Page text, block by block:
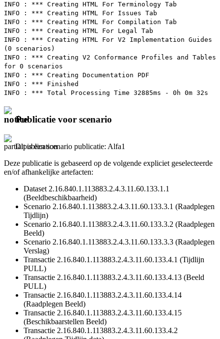
INFO : *** Creating HTML For Terminology Tab
INFO : *** Creating HTML For Issues Tab
INFO : *** Creating HTML For Compilation Tab
INFO : *** Creating HTML For Legal Tab
INFO : *** Creating HTML For V2 Implementation Guides
(0 scenarios)
INFO : *** Creating V2 Conformance Profiles and Tables
for 0 scenarios
INFO : *** Creating Documentation PDF
INFO : *** Finished
INFO : *** Total Processing Time 32885ms - 0h 0m 32s
Publicatie voor scenario
Dit is een scenario publicatie: Alfa1
Deze publicatie is gebaseerd op de volgende expliciet geselecteerde
en/of afhankelijke artefacten:
Dataset 2.16.840.1.113883.2.4.3.11.60.133.1.1
(Beeldbeschikbaarheid)
Scenario 2.16.840.1.113883.2.4.3.11.60.133.3.1 (Raadplegen
Tijdlijn)
Scenario 2.16.840.1.113883.2.4.3.11.60.133.3.2 (Raadplegen
Beeld)
Scenario 2.16.840.1.113883.2.4.3.11.60.133.3.3 (Raadplegen
Verslag)
Transactie 2.16.840.1.113883.2.4.3.11.60.133.4.1 (Tijdlijn
PULL)
Transactie 2.16.840.1.113883.2.4.3.11.60.133.4.13 (Beeld
PULL)
Transactie 2.16.840.1.113883.2.4.3.11.60.133.4.14
(Raadplegen Beeld)
Transactie 2.16.840.1.113883.2.4.3.11.60.133.4.15
(Beschikbaarstellen Beeld)
Transactie 2.16.840.1.113883.2.4.3.11.60.133.4.2